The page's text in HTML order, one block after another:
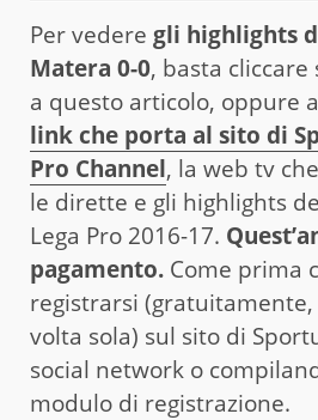
Per vedere gli highlights
Matera 0-0, basta
a questo articolo, oppure
link che porta al sito di
Pro Channel, la web tv
le dirette e gli highlights
Lega Pro 2016-17.
pagamento. Come prima
registrarsi
volta sola) sul sito di
social network o
modulo di registrazione.